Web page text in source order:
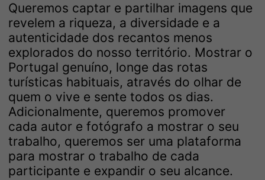
Queremos captar e partilhar imagens que
revelem a riqueza, a diversidade e a
autenticidade dos recantos menos
explorados do nosso território. Mostrar o
Portugal genuíno, longe das rotas
turísticas habituais, através do olhar de
quem o vive e sente todos os dias.
Adicionalmente, queremos promover
cada autor e fotógrafo a mostrar o seu
trabalho, queremos ser uma plataforma
para mostrar o trabalho de cada
participante e expandir o seu alcance.